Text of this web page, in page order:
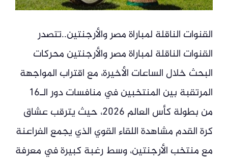
القنوات الناقلة لمباراة مصر والأرجنتين..تتصدر
القنوات الناقلة لمباراة مصر والأرجنتين محركات
البحث خلال الساعات الأخيرة، مع اقتراب المواجهة
المرتقبة بين المنتخبين في منافسات دور الـ16
من بطولة كأس العالم 2026، حيث يترقب عشاق
كرة القدم مشاهدة اللقاء القوي الذي يجمع الفراعنة
مع منتخب الأرجنتين، وسط رغبة كبيرة في معرفة